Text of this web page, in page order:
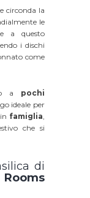
circonda la
le
a questo
i dischi
come
a pochi
ideale per
famiglia
che si
di